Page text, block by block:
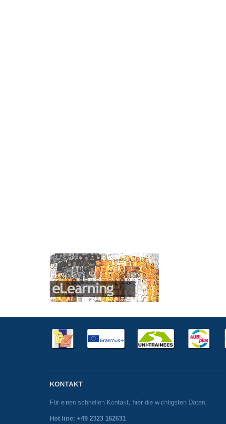
KONTAKT
Für einen schnellen Kontakt, hier die wichtigsten Daten.
Hot line: +49 2323 162631